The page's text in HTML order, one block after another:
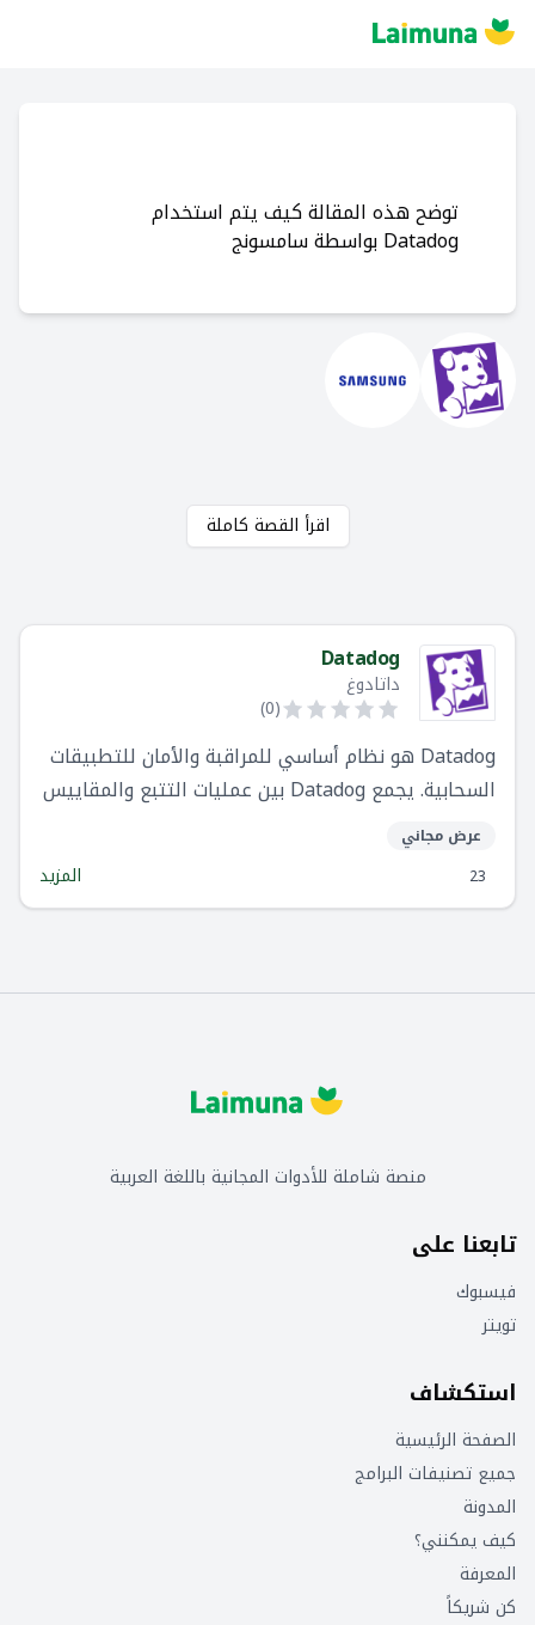
توضح هذه المقالة كيف يتم استخدام
Datadog بواسطة سامسونج
اقرأ القصة كاملة
Datadog
داتادوغ
(
0
)
Datadog هو نظام أساسي للمراقبة والأمان للتطبيقات
السحابية. يجمع Datadog بين عمليات التتبع والمقاييس
والسجلات من البداية إلى النهاية لجعل تطبيقات
العملاء والبنية التحتية وخدمات الجهات الخارجية قابلة
للملاحظة بصورة كاملة.
عرض مجاني
23
المزيد
منصة شاملة للأدوات المجانية باللغة العربية
تابعنا على
فيسبوك
تويتر
استكشاف
الصفحة الرئيسية
جميع تصنيفات البرامج
المدونة
كيف يمكنني؟
المعرفة
كن شريكاً